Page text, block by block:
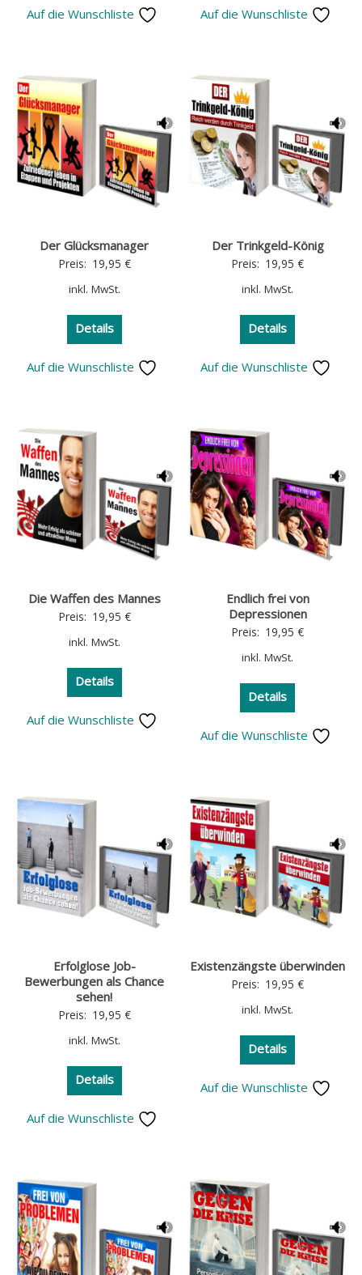
Auf die Wunschliste Auf die Wunschliste
Der Glücksmanager
Preis: 19,95 €
inkl. MwSt.
Details
Auf die Wunschliste
Der Trinkgeld-König
Preis: 19,95€
inkl. MwSt.
Details
Auf die Wunschliste
Die Waffen des Mannes
Preis: 19,95 €
inkl. MwSt.
Details
Auf die Wunschliste
Endlich frei von
Depressionen
Preis: 19,95€
inkl. MwSt.
Details
Auf die Wunschliste
Erfolglose Job-
Bewerbungen als Chance
sehen!
Preis: 19,95 €
inkl. MwSt.
Details
Auf die Wunschliste
Existenzängste überwinden
Preis: 19,95€
inkl. MwSt.
Details
Auf die Wunschliste